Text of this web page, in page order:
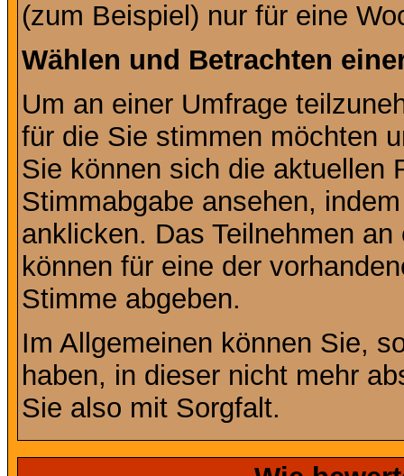
(zum Beispiel) nur für eine
Wählen und Betrachten
Um an einer Umfrage
für die Sie stimmen möchten
Sie können sich die aktuellen
Stimmabgabe ansehen,
anklicken. Das Teilnehmen
können für eine der
Stimme abgeben.
Im Allgemeinen können Sie,
haben, in dieser nicht mehr
Sie also mit Sorgfalt.